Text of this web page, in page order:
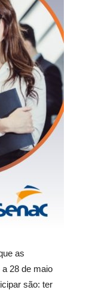
as
28 de maio
são: ter